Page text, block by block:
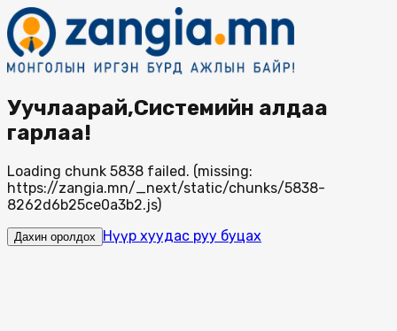
Уучлаарай,Системийн алдаа
гарлаа!
Loading chunk 5838 failed. (missing:
https://zangia.mn/_next/static/chunks/5838-
8262d6b25ce0a3b2.js)
Дахин оролдох Нүүр хуудас руу буцах